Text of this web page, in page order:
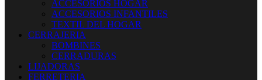
ACCESORIOS HOGAR
ACCESORIOS INFANTILES
TEXTIL DEL HOGAR
CERRAJERIA
BOMBINES
CERRADURAS
LIJADORAS
FERRETERIA